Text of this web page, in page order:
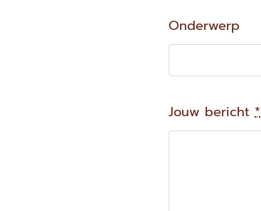
Onderwerp
Jouw bericht*